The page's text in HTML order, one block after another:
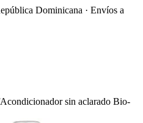
Dominicana · Envíos a
Acondicionador sin aclarado Bio-